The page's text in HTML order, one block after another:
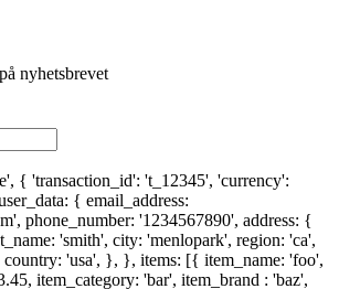
nyhetsbrevet
{ 'transaction_id': 't_12345', 'currency':
{ email_address:
phone_number: '1234567890', address: {
'smith', city: 'menlopark', region: 'ca',
country: 'usa', }, }, items: [{ item_name: 'foo',
item_category: 'bar', item_brand : 'baz',